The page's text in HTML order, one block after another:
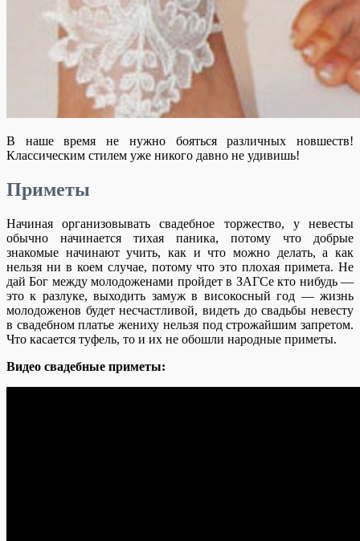
В наше время не нужно бояться различных новшеств!
Классическим стилем уже никого давно не удивишь!
Приметы
Начиная организовывать свадебное торжество, у невесты
обычно начинается тихая паника, потому что добрые
знакомые начинают учить, как и что можно делать, а как
нельзя ни в коем случае, потому что это плохая примета. Не
дай Бог между молодоженами пройдет в ЗАГСе кто нибудь —
это к разлуке, выходить замуж в високосный год — жизнь
молодоженов будет несчастливой, видеть до свадьбы невесту
в свадебном платье жениху нельзя под строжайшим запретом.
Что касается туфель, то и их не обошли народные приметы.
Видео свадебные приметы: